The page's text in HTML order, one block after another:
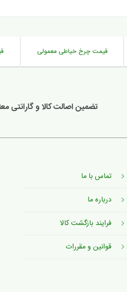
قیمت چرخ خیاطی معمولی
تضمین اصالت کالا و گارانتی
تماس با ما
درباره ما
فرایند بازگشت کالا
قوانین و مقررات